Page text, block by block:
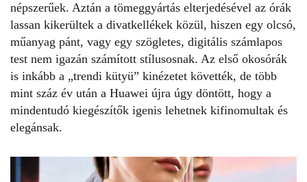
népszerűek. Aztán a tömeggyártás elterjedésével az órák
lassan kikerültek a divatkellékek közül, hiszen egy olcsó,
műanyag pánt, vagy egy szögletes, digitális számlapos
test nem igazán számított stílusosnak. Az első okosórák
is inkább a „trendi kütyü” kinézetet követték, de több
mint száz év után a Huawei újra úgy döntött, hogy a
mindentudó kiegészítők igenis lehetnek kifinomultak és
elegánsak.